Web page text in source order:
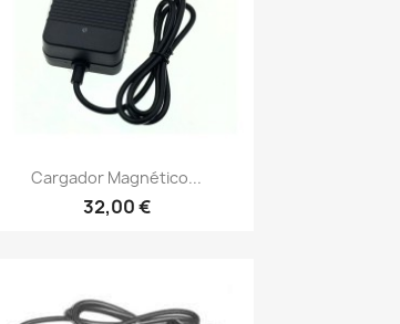
Vista rápida
Cargador Magnético...
32,00 €